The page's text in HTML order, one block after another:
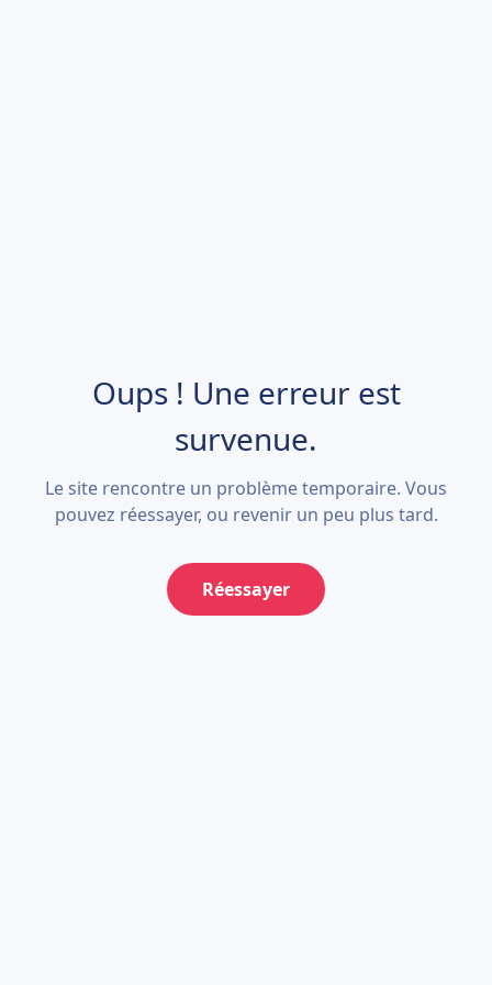
Oups ! Une erreur est
survenue.
Le site rencontre un problème temporaire. Vous
pouvez réessayer, ou revenir un peu plus tard.
Réessayer